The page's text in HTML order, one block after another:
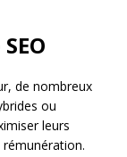
de nombreux
ou
leurs